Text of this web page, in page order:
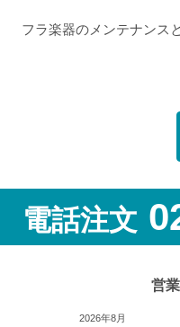
フラ楽器のメンテナンス
電話注文
営
2026年8月